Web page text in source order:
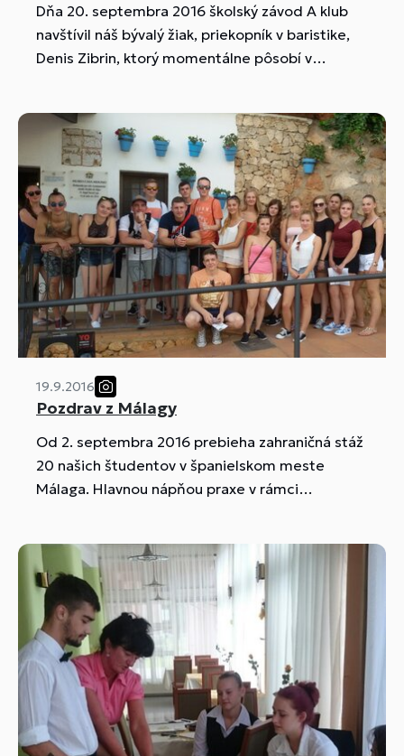
Dňa 20. septembra 2016 školský závod A klub
navštívil náš bývalý žiak, priekopník v baristike,
Denis Zibrin, ktorý momentálne pôsobí v
19.9.2016
Pozdrav z Málagy
Od 2. septembra 2016 prebieha zahraničná stáž
20 našich študentov v španielskom meste
Málaga. Hlavnou nápňou praxe v rámci
práce s rybami a morskými plodmi.